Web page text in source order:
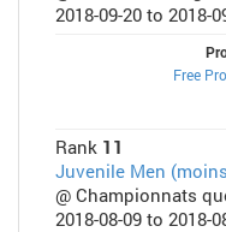
2018-09-20 to 2018-
Free
Rank 11
Juvenile Men
@ Championnats
2018-08-09 to 2018-